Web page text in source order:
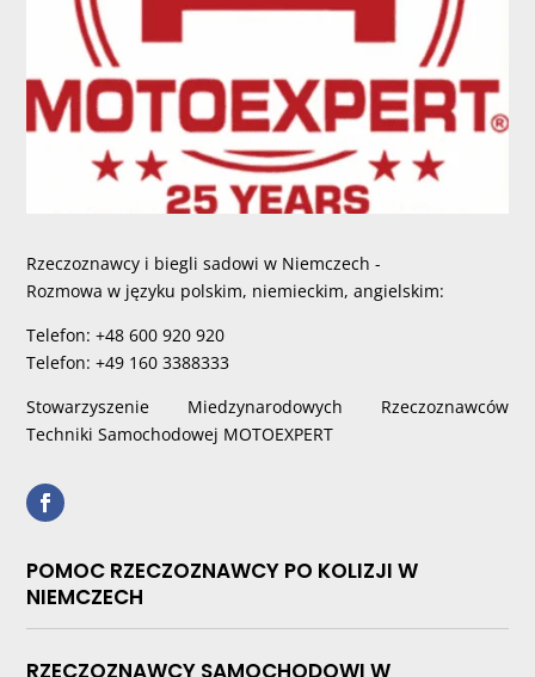
Rzeczoznawcy i biegli sadowi w Niemczech -
Rozmowa w języku polskim, niemieckim, angielskim:
Telefon: +48 600 920 920
Telefon: +49 160 3388333
Stowarzyszenie Miedzynarodowych Rzeczoznawców
Techniki Samochodowej MOTOEXPERT
POMOC RZECZOZNAWCY PO KOLIZJI W
NIEMCZECH
RZECZOZNAWCY SAMOCHODOWI W